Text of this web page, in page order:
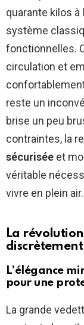
quarante kilos à
système
fonctionnelles.
circulation et
reste un
brise un peu
contraintes, la
sécurisée et
véritable
vivre en plein air.
La
L’élégance
pour une
La grande